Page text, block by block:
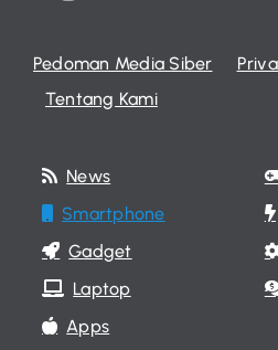
Pedoman Media Siber
Tentang Kami
News
Smartphone
Gadget
Laptop
Apps